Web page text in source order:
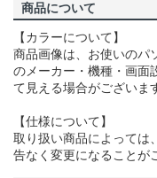
商品について
【カラーについて】
商品画像は、お使いのパ
のメーカー・機種・画面
て見える場合がございま
【仕様について】
取り扱い商品によっては
告なく変更になることが